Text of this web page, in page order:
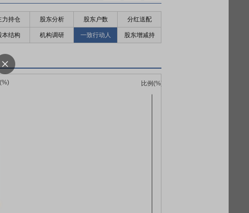
力持仓 股东分析 股东户数 分红送配
本结构 机构调研 一致行动人 股东增减持